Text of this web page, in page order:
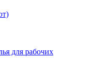
для рабочих